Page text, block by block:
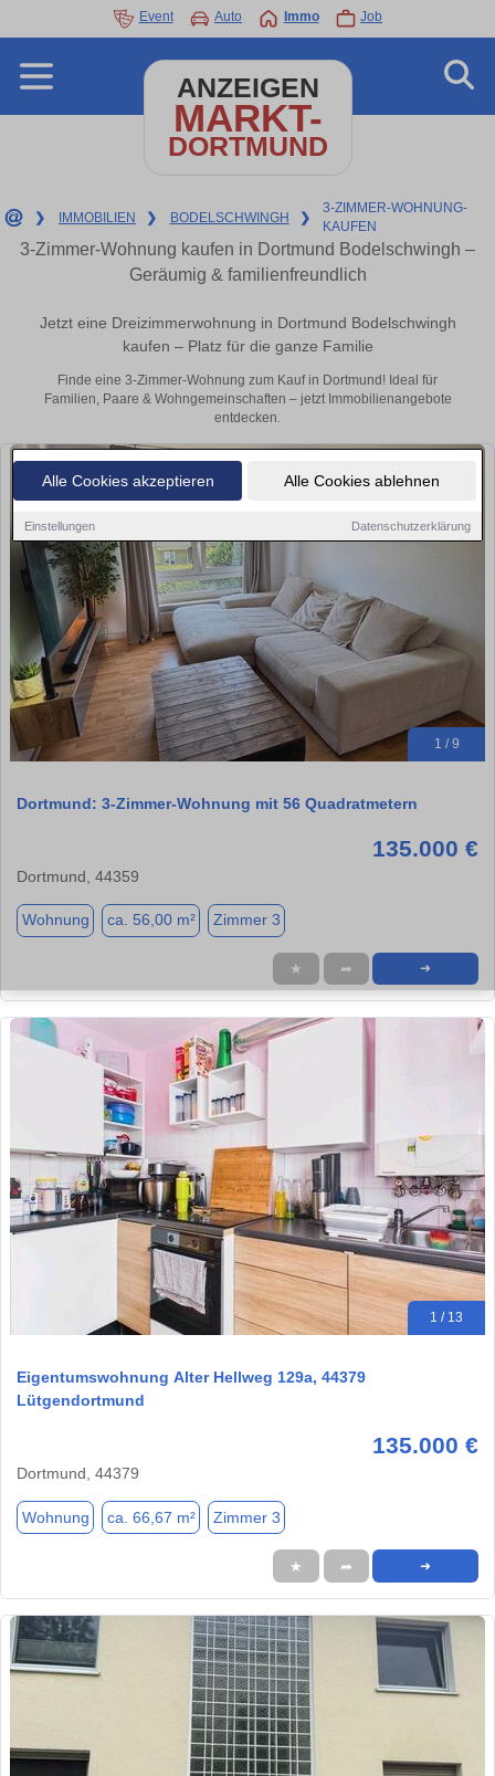
Alle Cookies akzeptieren Alle Cookies ablehnen
Einstellungen Datenschutzerklärung
Event Auto Immo Job
ANZEIGEN
MARKT-
DORTMUND
❯ IMMOBILIEN ❯ BODELSCHWINGH ❯
3-ZIMMER-WOHNUNG-
KAUFEN
3-Zimmer-Wohnung kaufen in Dortmund Bodelschwingh –
Geräumig & familienfreundlich
Jetzt eine Dreizimmerwohnung in Dortmund Bodelschwingh
kaufen – Platz für die ganze Familie
Finde eine 3-Zimmer-Wohnung zum Kauf in Dortmund! Ideal für
Familien, Paare & Wohngemeinschaften – jetzt Immobilienangebote
entdecken.
1 / 9
Dortmund: 3-Zimmer-Wohnung mit 56 Quadratmetern
135.000 €
Dortmund, 44359
Wohnung ca. 56,00 m² Zimmer 3
★ ➦ ➜
1 / 13
Eigentumswohnung Alter Hellweg 129a, 44379
Lütgendortmund
135.000 €
Dortmund, 44379
Wohnung ca. 66,67 m² Zimmer 3
★ ➦ ➜